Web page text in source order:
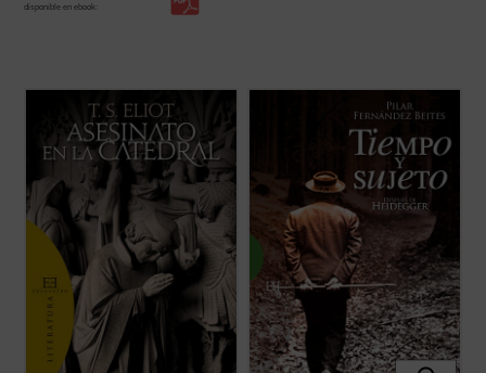
disponible en ebook:
Tomás Becket, arzobispo de Canterbury,
es asesinado en 1170 por orden de su rey,
por no querer someterse a las
Constituciones de Clarendon, y cae,
atravesado por las espadas, al pie mismo
del altar de cuya iglesia es supremo
sacerdote.
Este ...
(ver ficha)
«Uno de los orígenes de la crisis actual del
pensamiento reside en la eliminación de la
subjetividad ---y con ella del hombre y de
todo posible humanismo---. El siglo que
acaba de concluir ha sabido llevar hasta
sus últimas consecuencias la ... (ver ficha)